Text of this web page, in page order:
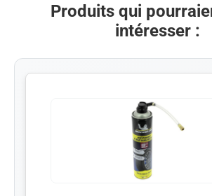
Produits qui
intéresser :